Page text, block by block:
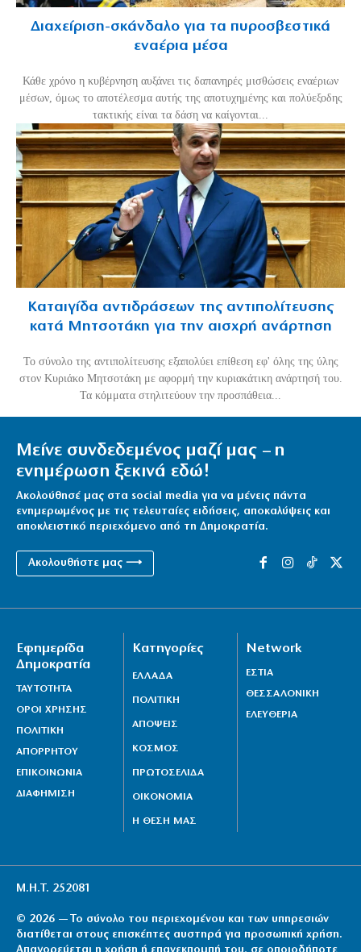
Διαχείριση-σκάνδαλο για τα πυροσβεστικά
εναέρια μέσα
Κάθε χρόνο η κυβέρνηση αυξάνει τις δαπανηρές μισθώσεις εναέριων
μέσων, όμως το αποτέλεσμα αυτής της αποτυχημένης και πολύεξοδης
τακτικής είναι τα δάση να καίγονται...
Καταιγίδα αντιδράσεων της αντιπολίτευσης
κατά Μητσοτάκη για την αισχρή ανάρτηση
Το σύνολο της αντιπολίτευσης εξαπολύει επίθεση εφ' όλης της ύλης
στον Κυριάκο Μητσοτάκη με αφορμή την κυριακάτικη ανάρτησή του.
Τα κόμματα στηλιτεύουν την προσπάθεια...
Μείνε συνδεδεμένος μαζί μας – η
ενημέρωση ξεκινά εδώ!
Ακολούθησέ μας στα social media για να μένεις πάντα
ενημερωμένος με τις τελευταίες ειδήσεις, αποκαλύψεις και
αποκλειστικό περιεχόμενο από τη Δημοκρατία.
Ακολουθήστε μας ⟶
Εφημερίδα
Δημοκρατία
ΤΑΥΤΟΤΗΤΑ
ΟΡΟΙ ΧΡΗΣΗΣ
ΠΟΛΙΤΙΚΗ
ΑΠΟΡΡΗΤΟΥ
ΕΠΙΚΟΙΝΩΝΙΑ
ΔΙΑΦΗΜΙΣΗ
Κατηγορίες
ΕΛΛΑΔΑ
ΠΟΛΙΤΙΚΗ
ΑΠΟΨΕΙΣ
ΚΟΣΜΟΣ
ΠΡΩΤΟΣΕΛΙΔΑ
ΟΙΚΟΝΟΜΙΑ
Η ΘΕΣΗ ΜΑΣ
Network
ΕΣΤΙΑ
ΘΕΣΣΑΛΟΝΙΚΗ
ΕΛΕΥΘΕΡΙΑ
Μ.Η.Τ. 252081
© 2026 — Το σύνολο του περιεχομένου και των υπηρεσιών
διατίθεται στους επισκέπτες αυστηρά για προσωπική χρήση.